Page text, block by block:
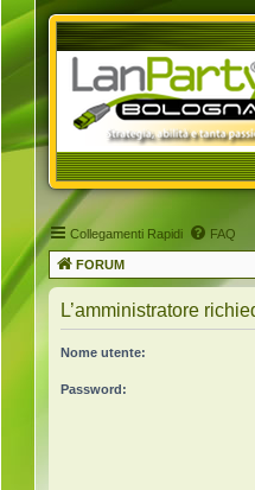
Collegamenti Rapidi FAQ
FORUM
L’amministratore
Nome utente:
Password: